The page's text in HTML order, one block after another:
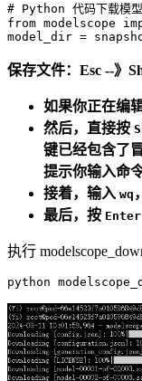
# Python 代码下载模型
from modelscope
model_dir =
保存文件：Esc --》
如果你正在编
然后，直接按
键已经包含了
提示你输入命令
接着，输入 wq
最后，按 Enter
执行